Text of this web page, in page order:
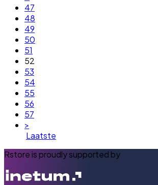
47
48
49
50
51
52
53
54
55
56
57
>
Laatste
Rstore is proudly supported by